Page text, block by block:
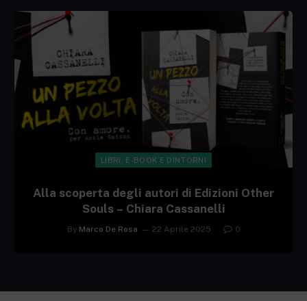
LIBRI, E-BOOK E DINTORNI
Alla scoperta degli autori di Edizioni Other
Souls – Chiara Cassanelli
By Marco De Rosa 22 Aprile 2025 0